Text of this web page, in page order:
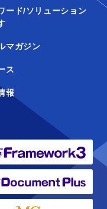
ード/ソリューション
マガジン
ス
報